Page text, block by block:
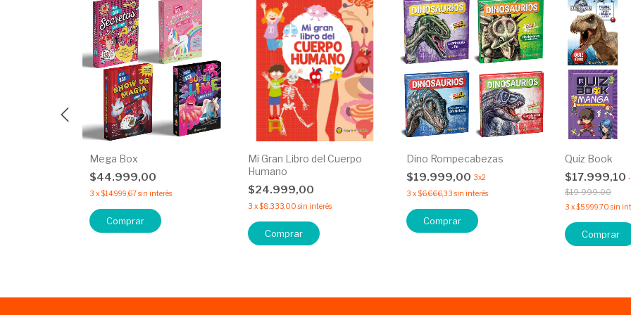
Mega Box
$44.999,00
3 x$14.999,67sin interés
Comprar
Mi Gran Libro del Cuerpo
Humano
$24.999,00
3 x$8.333,00 sin interés
Dino Rompecabezas
$19.999,00 3x2
3 x$6.666,33 sin interés
Comprar
Quiz Book
$17.999,10 -
$19.999,00
3 x$5.999,70 sin
Comprar